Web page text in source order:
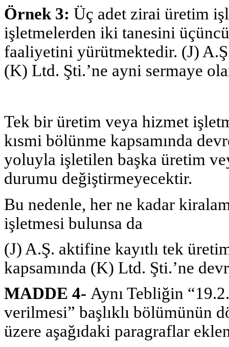
Örnek 3: Üç adet zirai üretim
işletmelerden iki tanesini
faaliyetini yürütmektedir. (J)
(K) Ltd. Şti.’ne ayni sermaye
Tek bir üretim veya hizmet
kısmi bölünme kapsamında
yoluyla işletilen başka üretim
durumu değiştirmeyecektir.
Bu nedenle, her ne kadar
işletmesi bulunsa da
(J) A.Ş. aktifine kayıtlı tek
kapsamında (K) Ltd. Şti.’ne
MADDE 4- Aynı Tebliğin
verilmesi” başlıklı bölümünün
üzere aşağıdaki paragraflar